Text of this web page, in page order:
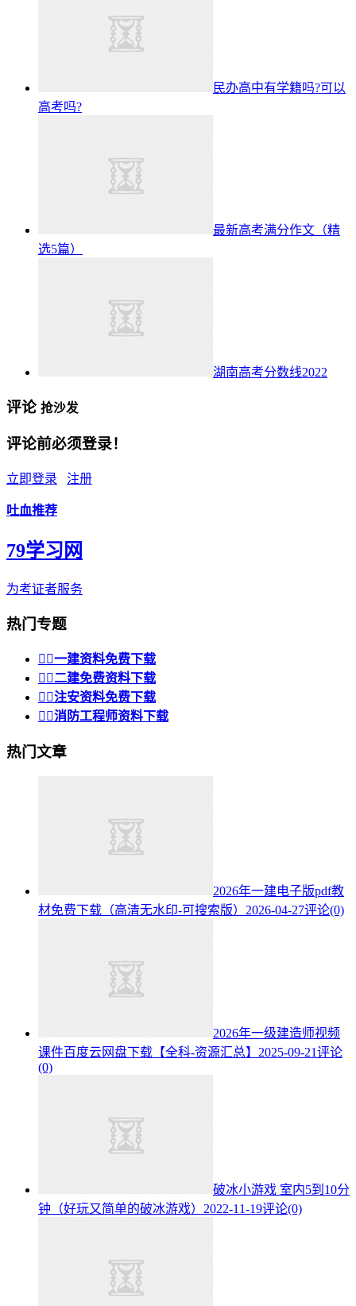
民办高中有学籍吗?可以
高考吗?
最新高考满分作文（精
选5篇）
湖南高考分数线2022
评论 抢沙发
评论前必须登录！
立即登录 注册
吐血推荐
79学习网
为考证者服务
热门专题
 一建资料免费下载
 二建免费资料下载
 注安资料免费下载
 消防工程师资料下载
热门文章
2026年一建电子版pdf教
材免费下载（高清无水印-可搜索版） 2026-04-27评论(0)
2026年一级建造师视频
课件百度云网盘下载【全科-资源汇总】 2025-09-21评论
(0)
破冰小游戏 室内5到10分
钟（好玩又简单的破冰游戏） 2022-11-19评论(0)